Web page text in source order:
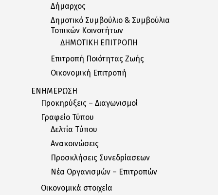
Δήμαρχος
Δημοτικό Συμβούλιο & Συμβούλια
Τοπικών Κοινοτήτων
ΔΗΜΟΤΙΚΗ ΕΠΙΤΡΟΠΗ
Επιτροπή Ποιότητας Ζωής
Οικονομική Επιτροπή
ΕΝΗΜΕΡΩΣΗ
Προκηρύξεις – Διαγωνισμοί
Γραφείο Τύπου
Δελτία Tύπου
Ανακοινώσεις
Προσκλήσεις Συνεδρίασεων
Nέα Oργανισμών – Eπιτροπών
Οικονομικά στοιχεία